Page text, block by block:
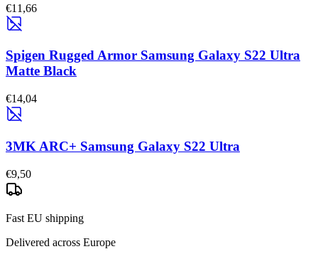
€11,66
Spigen Rugged Armor Samsung Galaxy S22 Ultra
Matte Black
€14,04
3MK ARC+ Samsung Galaxy S22 Ultra
€9,50
Fast EU shipping
Delivered across Europe